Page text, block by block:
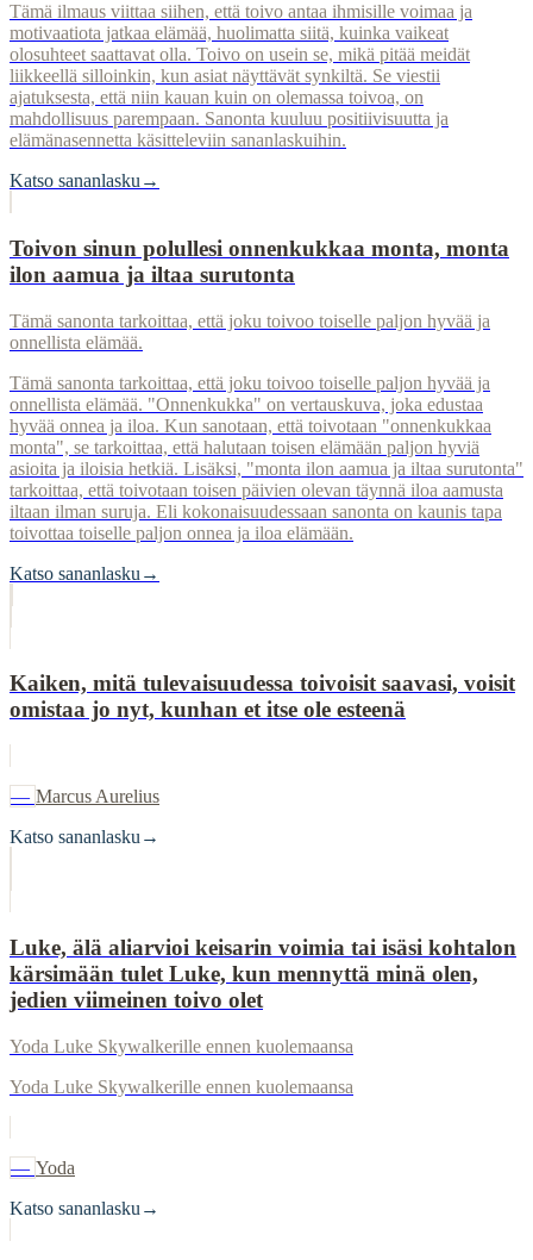
Tämä ilmaus viittaa siihen, että toivo antaa ihmisille voimaa ja
motivaatiota jatkaa elämää, huolimatta siitä, kuinka vaikeat
olosuhteet saattavat olla. Toivo on usein se, mikä pitää meidät
liikkeellä silloinkin, kun asiat näyttävät synkiltä. Se viestii
ajatuksesta, että niin kauan kuin on olemassa toivoa, on
mahdollisuus parempaan. Sanonta kuuluu positiivisuutta ja
elämänasennetta käsitteleviin sananlaskuihin.
Katso sananlasku →
Toivon sinun polullesi onnenkukkaa monta, monta
ilon aamua ja iltaa surutonta
Tämä sanonta tarkoittaa, että joku toivoo toiselle paljon hyvää ja
onnellista elämää.
Tämä sanonta tarkoittaa, että joku toivoo toiselle paljon hyvää ja
onnellista elämää. "Onnenkukka" on vertauskuva, joka edustaa
hyvää onnea ja iloa. Kun sanotaan, että toivotaan "onnenkukkaa
monta", se tarkoittaa, että halutaan toisen elämään paljon hyviä
asioita ja iloisia hetkiä. Lisäksi, "monta ilon aamua ja iltaa surutonta"
tarkoittaa, että toivotaan toisen päivien olevan täynnä iloa aamusta
iltaan ilman suruja. Eli kokonaisuudessaan sanonta on kaunis tapa
toivottaa toiselle paljon onnea ja iloa elämään.
Katso sananlasku →
Kaiken, mitä tulevaisuudessa toivoisit saavasi, voisit
omistaa jo nyt, kunhan et itse ole esteenä
— Marcus Aurelius
Katso sananlasku →
Luke, älä aliarvioi keisarin voimia tai isäsi kohtalon
kärsimään tulet Luke, kun mennyttä minä olen,
jedien viimeinen toivo olet
Yoda Luke Skywalkerille ennen kuolemaansa
Yoda Luke Skywalkerille ennen kuolemaansa
— Yoda
Katso sananlasku →